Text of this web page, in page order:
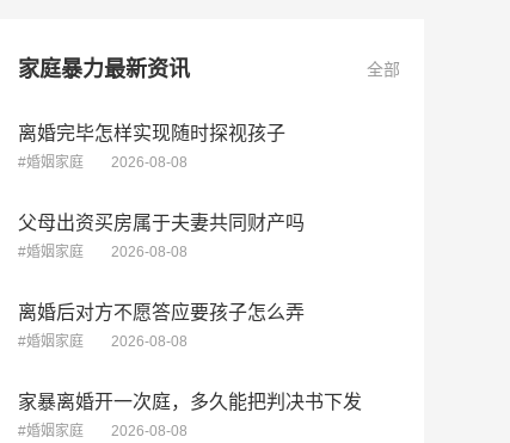
家庭暴力最新资讯 全部
离婚完毕怎样实现随时探视孩子
#婚姻家庭 2026-08-08
父母出资买房属于夫妻共同财产吗
#婚姻家庭 2026-08-08
离婚后对方不愿答应要孩子怎么弄
#婚姻家庭 2026-08-08
家暴离婚开一次庭，多久能把判决书下发
#婚姻家庭 2026-08-08